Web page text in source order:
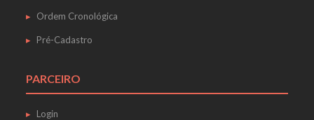
Ordem Cronológica
Pré-Cadastro
PARCEIRO
Login